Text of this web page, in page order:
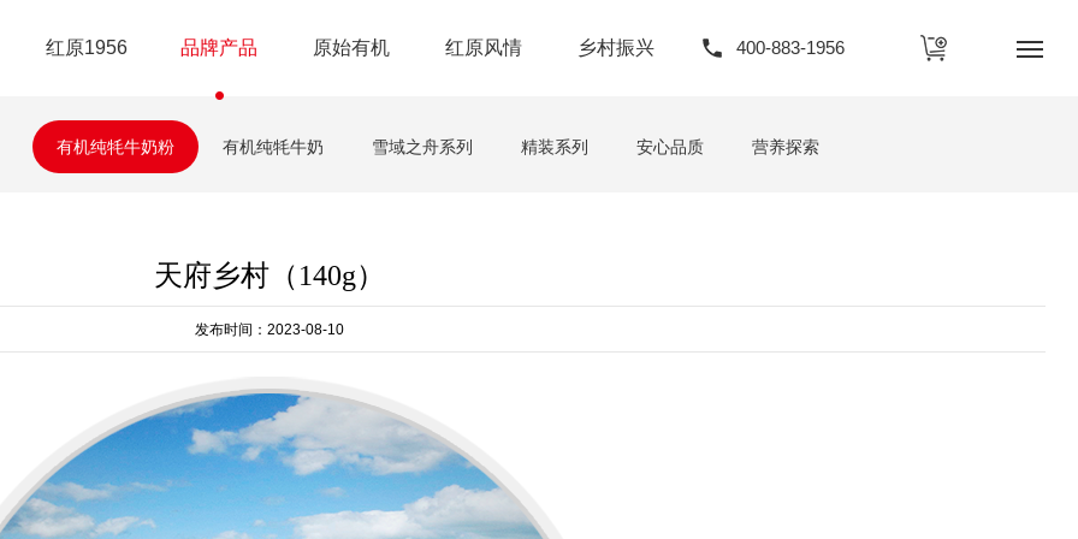
红原1956 品牌产品
有机纯牦牛奶粉 有机纯牦牛奶 雪域之舟系列 精装系列 安心品质 营养探索
原始有机 红原风情 乡村振兴 400-883-1956
天府乡村（140g）
发布时间：2023-08-10